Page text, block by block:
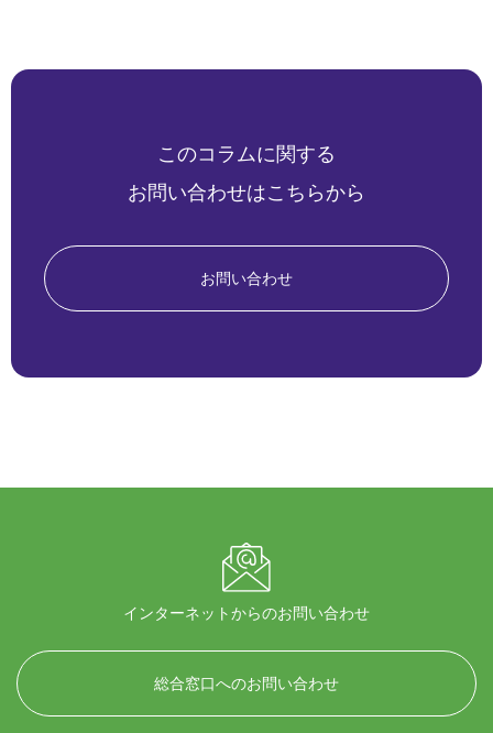
このコラムに関する
お問い合わせはこちらから
お問い合わせ
インターネットからのお問い合わせ
総合窓口へのお問い合わせ